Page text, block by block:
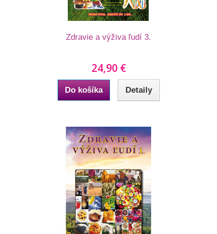
Zdravie a výživa ľudí 3.
24,90 €
Do košíka Detaily